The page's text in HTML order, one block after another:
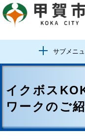
サブメニ
イクボス
ワークのご